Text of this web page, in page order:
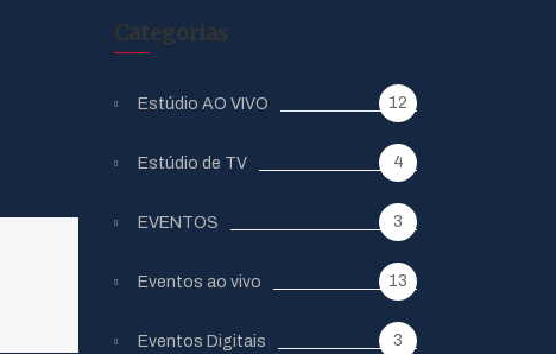
Categorias
Estúdio AO VIVO 12
Estúdio de TV 4
EVENTOS 3
Eventos ao vivo 13
Eventos Digitais 3